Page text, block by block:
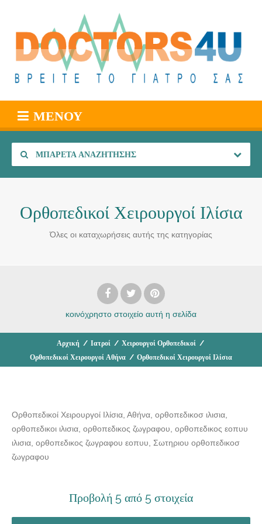
ΜΕΝΟΎ
ΜΠΑΡΈΤΑ ΑΝΑΖΉΤΗΣΗΣ
Ορθοπεδικοί Χειρουργοί Ιλίσια
Όλες οι καταχωρήσεις αυτής της κατηγορίας
κοινόχρηστο στοιχείο αυτή η σελίδα
Αρχική / Ιατροί / Χειρουργοί Ορθοπεδικοί /
Ορθοπεδικοί Χειρουργοί Αθήνα / Ορθοπεδικοί Χειρουργοί Ιλίσια
Ορθοπεδικοί Χειρουργοί Ιλίσια, Αθήνα, ορθοπεδικοσ ιλισια,
ορθοπεδικοι ιλισια, ορθοπεδικος ζωγραφου, ορθοπεδικος εοπυυ
ιλισια, ορθοπεδικος ζωγραφου εοπυυ, Σωτηριου ορθοπεδικοσ
ζωγραφου
Προβολή 5 από 5 στοιχεία